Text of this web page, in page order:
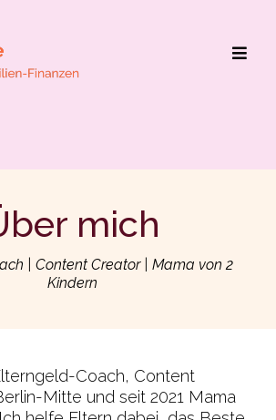
mich
| Content Creator | Mama von 2
Kindern
Coach, Content
Mitte und seit 2021 Mama